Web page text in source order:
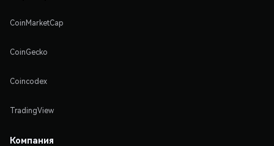
CoinMarketCap
CoinGecko
Coincodex
TradingView
Компания